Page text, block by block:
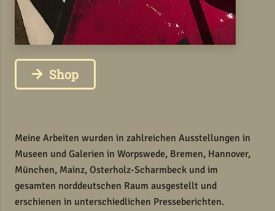
Shop
Meine Arbeiten wurden in zahlreichen Ausstellungen in
Museen und Galerien in Worpswede, Bremen, Hannover,
München, Mainz, Osterholz-Scharmbeck und im
gesamten norddeutschen Raum ausgestellt und
erschienen in unterschiedlichen Presseberichten.